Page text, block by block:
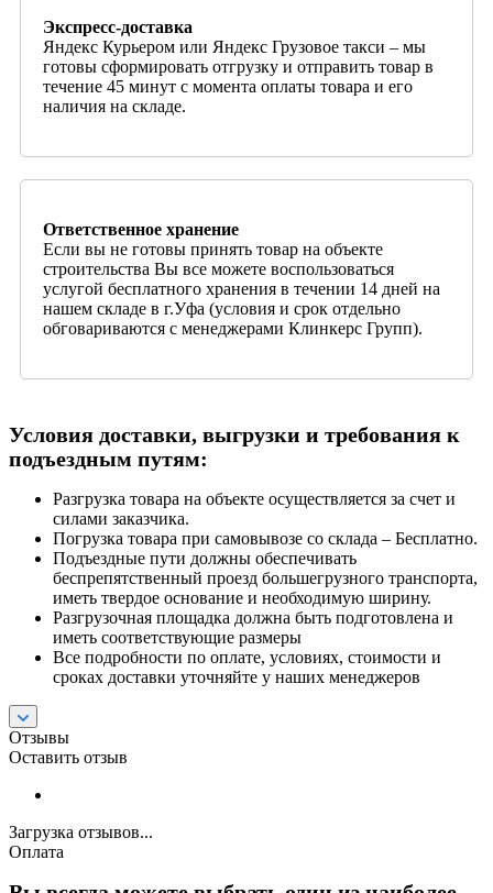
Экспресс-доставка
Яндекс Курьером или Яндекс Грузовое такси – мы
готовы сформировать отгрузку и отправить товар в
течение 45 минут с момента оплаты товара и его
наличия на складе.
Ответственное хранение
Если вы не готовы принять товар на объекте
строительства Вы все можете воспользоваться
услугой бесплатного хранения в течении 14 дней на
нашем складе в г.Уфа (условия и срок отдельно
обговариваются с менеджерами Клинкерс Групп).
Условия доставки, выгрузки и требования к
подъездным путям:
Разгрузка товара на объекте осуществляется за счет и
силами заказчика.
Погрузка товара при самовывозе со склада – Бесплатно.
Подъездные пути должны обеспечивать
беспрепятственный проезд большегрузного транспорта,
иметь твердое основание и необходимую ширину.
Разгрузочная площадка должна быть подготовлена и
иметь соответствующие размеры
Все подробности по оплате, условиях, стоимости и
сроках доставки уточняйте у наших менеджеров
Отзывы
Оставить отзыв
Загрузка отзывов...
Оплата